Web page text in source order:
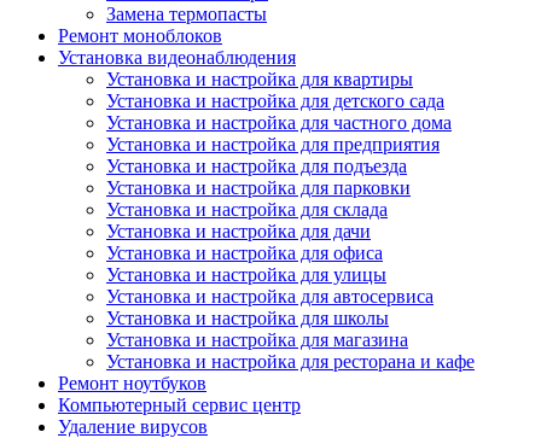
Замена термопасты
Ремонт моноблоков
Установка видеонаблюдения
Установка и настройка для квартиры
Установка и настройка для детского сада
Установка и настройка для частного дома
Установка и настройка для предприятия
Установка и настройка для подъезда
Установка и настройка для парковки
Установка и настройка для склада
Установка и настройка для дачи
Установка и настройка для офиса
Установка и настройка для улицы
Установка и настройка для автосервиса
Установка и настройка для школы
Установка и настройка для магазина
Установка и настройка для ресторана и кафе
Ремонт ноутбуков
Компьютерный сервис центр
Удаление вирусов